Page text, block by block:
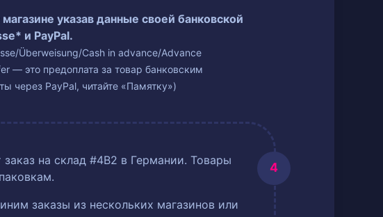
указав данные своей банковской
и PayPal.
Überweisung/Cash in advance/Advance
— это предоплата за товар банковским
через PayPal, читайте «Памятку»)
заказ на склад #4B2 в Германии. Товары
заказы из нескольких магазинов или